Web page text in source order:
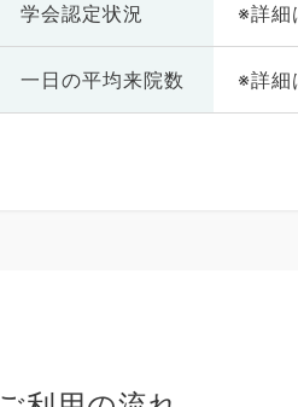
学会認定状況 ※詳細
一日の平均来院数 ※詳細